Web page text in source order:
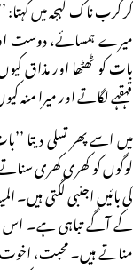
کر کرب ناک لہجہ میں
میرے ہمسائے، دوست
بات کو ٹھٹھا اور مذاق
قہقہے لگاتے اور میرا منہ
میں اسے پھر تسلی
لوگوں کو کھری کھری
کی بائیں اجنبی لگتی ہیں۔
کے آگے تباہی ہے۔ اس
مناتے ہیں۔ محبت،